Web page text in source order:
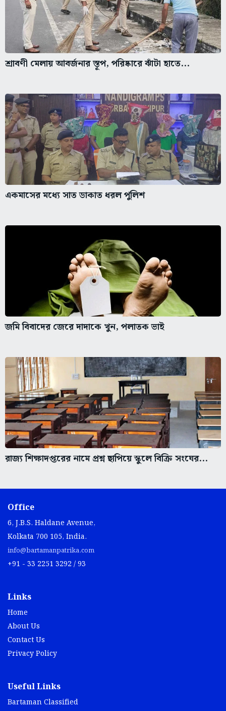
শ্রাবণী মেলায় আবর্জনার স্তূপ, পরিষ্কারে ঝাঁটা হাতে...
একমাসের মধ্যে সাত ডাকাত ধরল পুলিশ
জমি বিবাদের জেরে দাদাকে খুন, পলাতক ভাই
রাজ্য শিক্ষাদপ্তরের নামে প্রশ্ন ছাপিয়ে স্কুলে বিক্রি সংঘের...
Office
6, J.B.S. Haldane Avenue,
Kolkata 700 105, India.
info@bartamanpatrika.com
+91 - 33 2251 3292 / 93
Links
Home
About Us
Contact Us
Privacy Policy
Useful Links
Bartaman Classified